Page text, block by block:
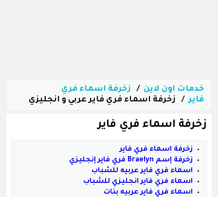
خدمات اون لاين
زخرفة اسماء فري
فاير
زخرفة اسماء فري فاير عربي و انجليزي
زخرفة اسماء فري فاير
زخرفة اسماء فري فاير
زخرفة إسم Braelyn فري فاير إنجليزي
اسماء فري فاير عربيه للشباب
اسماء فري فاير انجليزي للشباب
اسماء فري فاير عربيه بنات